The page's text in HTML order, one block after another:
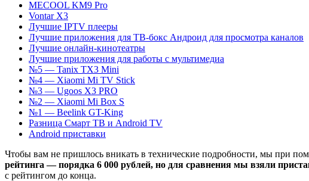
MECOOL KM9 Pro
Vontar X3
Лучшие IPTV плееры
Лучшие приложения для ТВ-бокс Андроид для просмотра каналов
Лучшие онлайн-кинотеатры
Лучшие приложения для работы с мультимедиа
№5 — Tanix TX3 Mini
№4 — Xiaomi Mi TV Stick
№3 — Ugoos X3 PRO
№2 — Xiaomi Mi Box S
№1 — Beelink GT-King
Разница Смарт ТВ и Android TV
Android приставки
Чтобы вам не пришлось вникать в технические подробности, мы при
рейтинга — порядка 6 000 рублей, но для сравнения мы взяли
с рейтингом до конца.